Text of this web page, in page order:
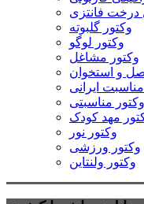
درخت فانتزی
وکتور گلبوته
وکتور لوگو
وکتور مشاغل
و استخوان
ایرانی
وکتور مناسبتی
مهد کودک
وکتور نور
وکتور ورزشی
وکتور ولنتاین